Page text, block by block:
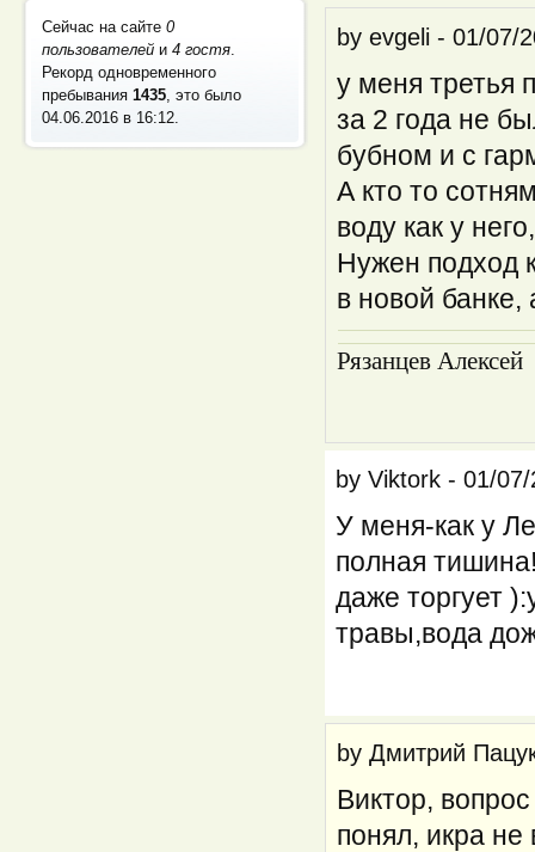
Сейчас на сайте0
пользователей и4 гостя
Рекорд одновременного
пребывания1435 , это было
04.06.2016 в 16:12
byevgeli -01/07/
у меня третья
за 2 года не
бубном и с
А кто то
воду как у
Нужен подход
в новой банке,
Рязанцев Алексей
byViktork -01/
У меня-как у
полная
даже торгует
травы,вода
byДмитрий
Виктор,
понял, икра не